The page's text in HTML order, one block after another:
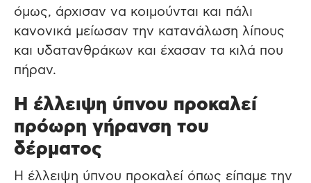
όμως, άρχισαν να κοιμούνται και πάλι
κανονικά μείωσαν την κατανάλωση λίπους
και υδατανθράκων και έχασαν τα κιλά που
πήραν.
Η έλλειψη ύπνου προκαλεί
πρόωρη γήρανση του
δέρματος
Η έλλειψη ύπνου προκαλεί όπως είπαμε την